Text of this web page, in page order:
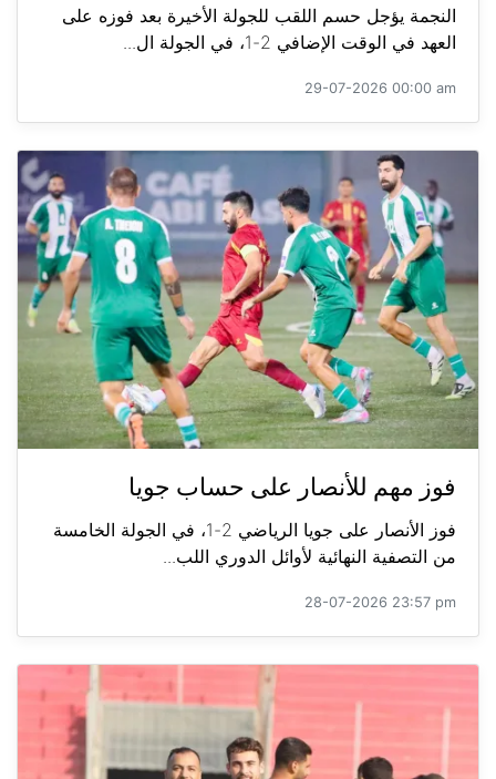
النجمة يؤجل حسم اللقب للجولة الأخيرة بعد فوزه على
العهد في الوقت الإضافي 2-1، في الجولة ال...
29-07-2026 00:00 am
فوز مهم للأنصار على حساب جويا
فوز الأنصار على جويا الرياضي 2-1، في الجولة الخامسة
من التصفية النهائية لأوائل الدوري اللب...
28-07-2026 23:57 pm